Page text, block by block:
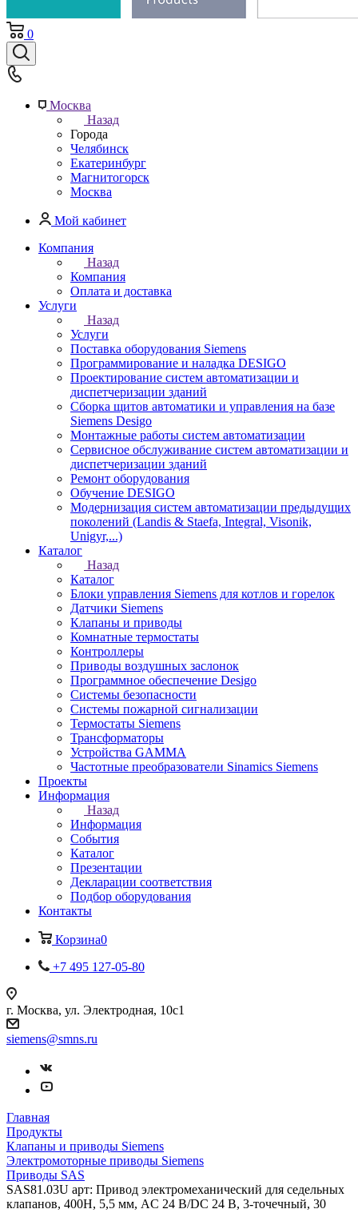
0
Москва
Назад
Города
Челябинск
Екатеринбург
Магнитогорск
Москва
Мой кабинет
Компания
Назад
Компания
Оплата и доставка
Услуги
Назад
Услуги
Поставка оборудования Siemens
Программирование и наладка DESIGO
Проектирование систем автоматизации и
диспетчеризации зданий
Сборка щитов автоматики и управления на базе
Siemens Desigo
Монтажные работы систем автоматизации
Сервисное обслуживание систем автоматизации и
диспетчеризации зданий
Ремонт оборудования
Обучение DESIGO
Модернизация систем автоматизации предыдущих
поколений (Landis & Staefa, Integral, Visonik,
Unigyr,...)
Каталог
Назад
Каталог
Блоки управления Siemens для котлов и горелок
Датчики Siemens
Клапаны и приводы
Комнатные термостаты
Контроллеры
Приводы воздушных заслонок
Программное обеспечение Desigo
Системы безопасности
Системы пожарной сигнализации
Термостаты Siemens
Трансформаторы
Устройства GAMMA
Частотные преобразователи Sinamics Siemens
Проекты
Информация
Назад
Информация
События
Каталог
Презентации
Декларации соответствия
Подбор оборудования
Контакты
Корзина0
+7 495 127-05-80
г. Москва, ул. Электродная, 10с1
siemens@smns.ru
Главная
Продукты
Клапаны и приводы Siemens
Электромоторные приводы Siemens
Приводы SAS
SAS81.03U арт: Привод электромеханический для седельных
клапанов, 400Н, 5,5 мм, AC 24 В/DC 24 В, 3-точечный, 30